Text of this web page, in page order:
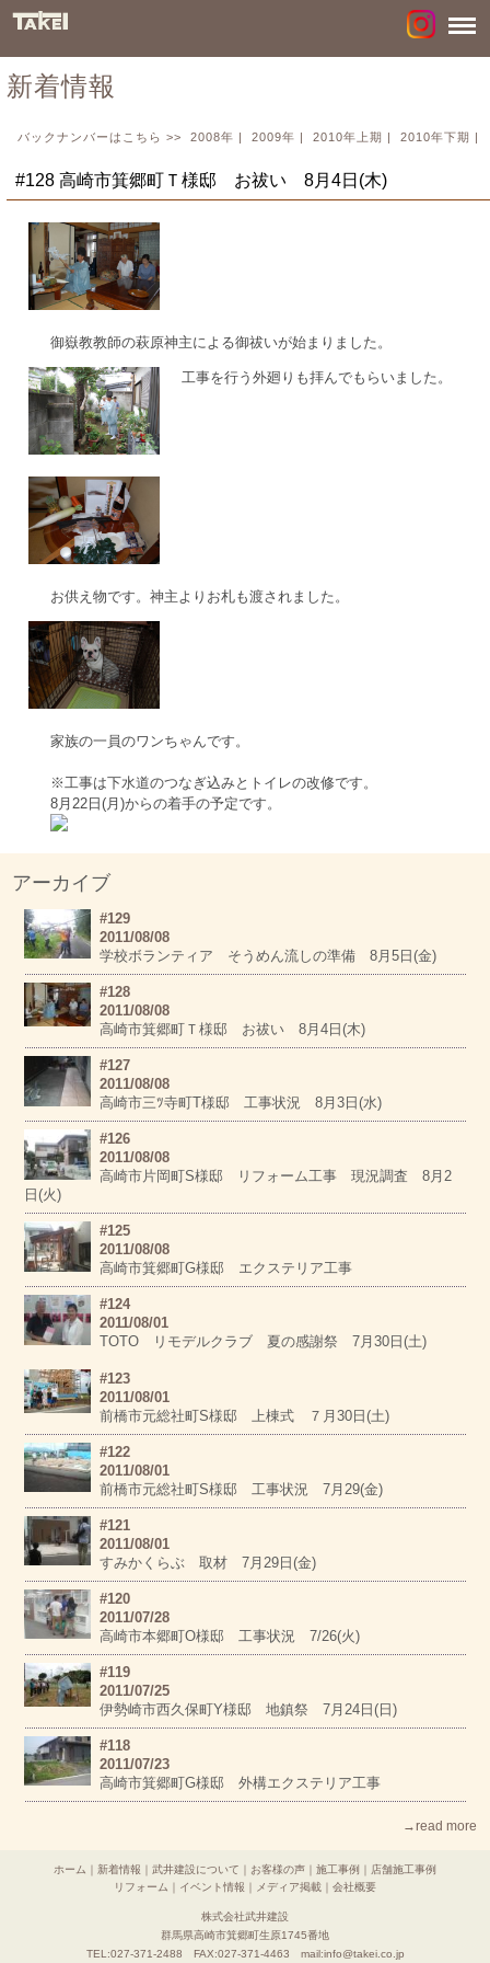
新着情報
バックナンバーはこちら >> 2008年 | 2009年 | 2010年上期 | 2010年下期 |
#128 高崎市箕郷町Ｔ様邸 お祓い 8月4日(木)
御嶽教教師の萩原神主による御祓いが始まりました。
工事を行う外廻りも拝んでもらいました。
お供え物です。神主よりお札も渡されました。
家族の一員のワンちゃんです。
※工事は下水道のつなぎ込みとトイレの改修です。
8月22日(月)からの着手の予定です。
アーカイブ
#129
2011/08/08
学校ボランティア そうめん流しの準備 8月5日(金)
#128
2011/08/08
高崎市箕郷町Ｔ様邸 お祓い 8月4日(木)
#127
2011/08/08
高崎市三ﾂ寺町T様邸 工事状況 8月3日(水)
#126
2011/08/08
高崎市片岡町S様邸 リフォーム工事 現況調査 8月2
日(火)
#125
2011/08/08
高崎市箕郷町G様邸 エクステリア工事
#124
2011/08/01
TOTO リモデルクラブ 夏の感謝祭 7月30日(土)
#123
2011/08/01
前橋市元総社町S様邸 上棟式 ７月30日(土)
#122
2011/08/01
前橋市元総社町S様邸 工事状況 7月29(金)
#121
2011/08/01
すみかくらぶ 取材 7月29日(金)
#120
2011/07/28
高崎市本郷町O様邸 工事状況 7/26(火)
#119
2011/07/25
伊勢崎市西久保町Y様邸 地鎮祭 7月24日(日)
#118
2011/07/23
高崎市箕郷町G様邸 外構エクステリア工事
→read more
ホーム 新着情報 武井建設について お客様の声 施工事例
店舗施工事例
リフォーム
イベント情報 メディア掲載 会社概要
株式会社武井建設
群馬県高崎市箕郷町生原1745番地
TEL:027-371-2488 FAX:027-371-4463 mail:info@takei.co.jp